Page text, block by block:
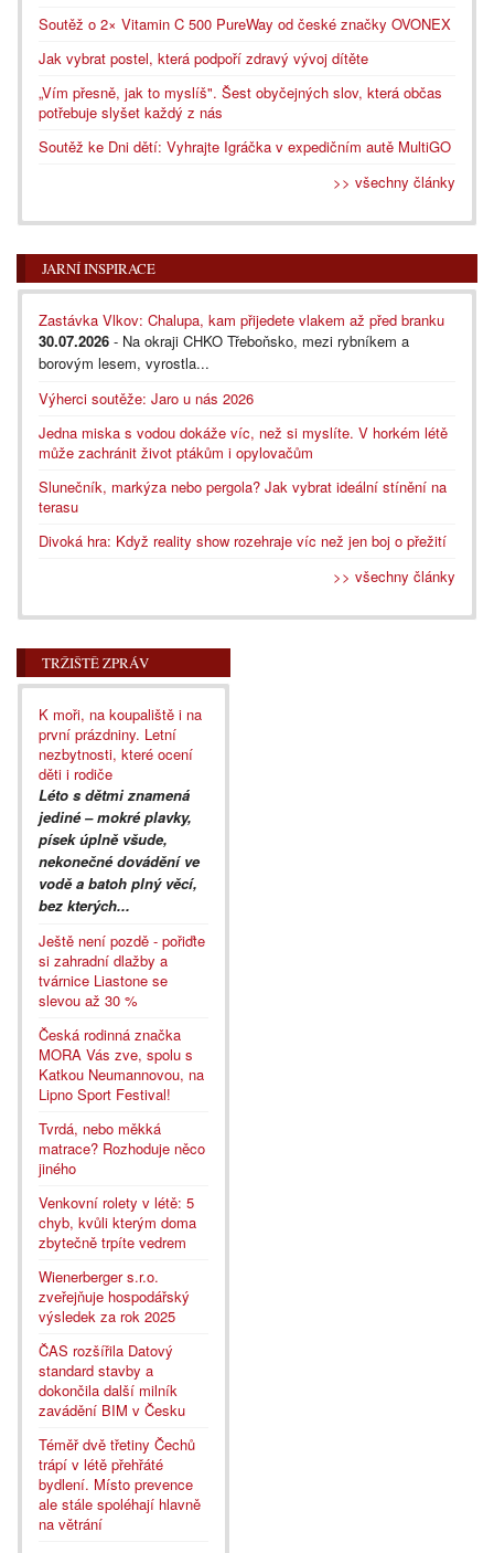
Soutěž o 2× Vitamin C 500 PureWay od české značky OVONEX
Jak vybrat postel, která podpoří zdravý vývoj dítěte
„Vím přesně, jak to myslíš". Šest obyčejných slov, která občas
potřebuje slyšet každý z nás
Soutěž ke Dni dětí: Vyhrajte Igráčka v expedičním autě MultiGO
>> všechny články
JARNÍ INSPIRACE
Zastávka Vlkov: Chalupa, kam přijedete vlakem až před branku
30.07.2026 - Na okraji CHKO Třeboňsko, mezi rybníkem a
borovým lesem, vyrostla...
Výherci soutěže: Jaro u nás 2026
Jedna miska s vodou dokáže víc, než si myslíte. V horkém létě
může zachránit život ptákům i opylovačům
Slunečník, markýza nebo pergola? Jak vybrat ideální stínění na
terasu
Divoká hra: Když reality show rozehraje víc než jen boj o přežití
>> všechny články
TRŽIŠTĚ ZPRÁV
K moři, na koupaliště i na
první prázdniny. Letní
nezbytnosti, které ocení
děti i rodiče
Léto s dětmi znamená
jediné – mokré plavky,
písek úplně všude,
nekonečné dovádění ve
vodě a batoh plný věcí,
bez kterých...
Ještě není pozdě - pořiďte
si zahradní dlažby a
tvárnice Liastone se
slevou až 30 %
Česká rodinná značka
MORA Vás zve, spolu s
Katkou Neumannovou, na
Lipno Sport Festival!
Tvrdá, nebo měkká
matrace? Rozhoduje něco
jiného
Venkovní rolety v létě: 5
chyb, kvůli kterým doma
zbytečně trpíte vedrem
Wienerberger s.r.o.
zveřejňuje hospodářský
výsledek za rok 2025
ČAS rozšířila Datový
standard stavby a
dokončila další milník
zavádění BIM v Česku
Téměř dvě třetiny Čechů
trápí v létě přehřáté
bydlení. Místo prevence
ale stále spoléhají hlavně
na větrání